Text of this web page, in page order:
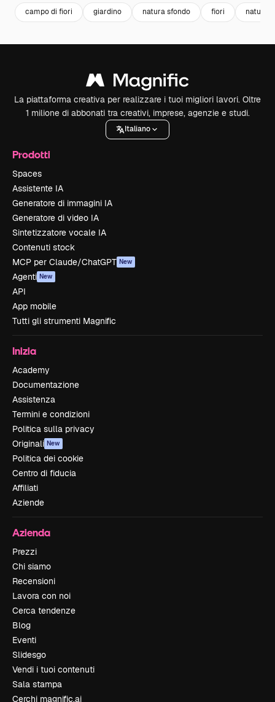
campo di fiori giardino natura sfondo fiori natura
La piattaforma creativa per realizzare i tuoi migliori lavori. Oltre
1 milione di abbonati tra creativi, imprese, agenzie e studi.
Italiano
Prodotti
Spaces
Assistente IA
Generatore di immagini IA
Generatore di video IA
Sintetizzatore vocale IA
Contenuti stock
MCP per Claude/ChatGPT New
Agenti New
API
App mobile
Tutti gli strumenti Magnific
Inizia
Academy
Documentazione
Assistenza
Termini e condizioni
Politica sulla privacy
Originali New
Politica dei cookie
Centro di fiducia
Affiliati
Aziende
Azienda
Prezzi
Chi siamo
Recensioni
Lavora con noi
Cerca tendenze
Blog
Eventi
Slidesgo
Vendi i tuoi contenuti
Sala stampa
Cerchi magnific.ai